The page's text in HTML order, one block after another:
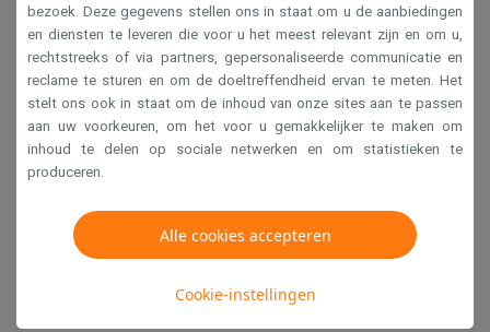
Verkoopsvoorwaarden
Privacy
Disclaimer
Cookies
Krëfel NV - Steenstraat 44 - Industriezone 4 "T Sas",
1851 Humbeek, België
BTW BE 0400.673.544
bezoek. Deze gegevens stellen ons in staat om u de aanbiedingen
en diensten te leveren die voor u het meest relevant zijn en om u,
rechtstreeks of via partners, gepersonaliseerde communicatie en
reclame te sturen en om de doeltreffendheid ervan te meten. Het
stelt ons ook in staat om de inhoud van onze sites aan te passen
aan uw voorkeuren, om het voor u gemakkelijker te maken om
inhoud te delen op sociale netwerken en om statistieken te
produceren.
Alle cookies accepteren
Cookie-instellingen